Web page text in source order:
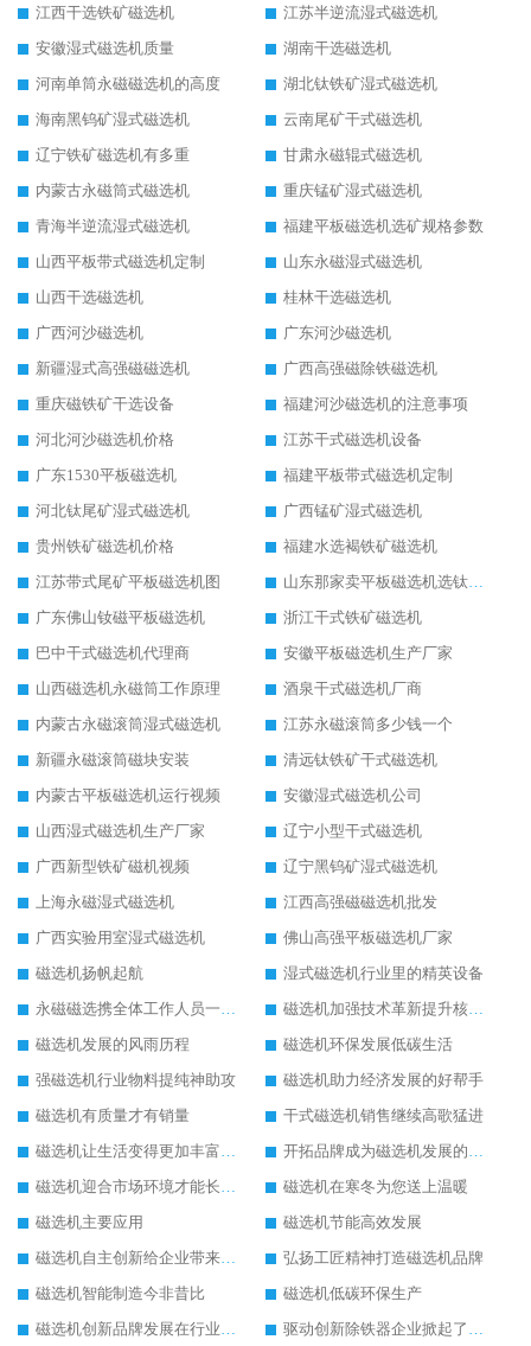
江西干选铁矿磁选机
江苏半逆流湿式磁选机
安徽湿式磁选机质量
湖南干选磁选机
河南单筒永磁磁选机的高度
湖北钛铁矿湿式磁选机
海南黑钨矿湿式磁选机
云南尾矿干式磁选机
辽宁铁矿磁选机有多重
甘肃永磁辊式磁选机
内蒙古永磁筒式磁选机
重庆锰矿湿式磁选机
青海半逆流湿式磁选机
福建平板磁选机选矿规格参数
山西平板带式磁选机定制
山东永磁湿式磁选机
山西干选磁选机
桂林干选磁选机
广西河沙磁选机
广东河沙磁选机
新疆湿式高强磁磁选机
广西高强磁除铁磁选机
重庆磁铁矿干选设备
福建河沙磁选机的注意事项
河北河沙磁选机价格
江苏干式磁选机设备
广东1530平板磁选机
福建平板带式磁选机定制
河北钛尾矿湿式磁选机
广西锰矿湿式磁选机
贵州铁矿磁选机价格
福建水选褐铁矿磁选机
江苏带式尾矿平板磁选机图
山东那家卖平板磁选机选钛矿用
广东佛山钕磁平板磁选机
浙江干式铁矿磁选机
巴中干式磁选机代理商
安徽平板磁选机生产厂家
山西磁选机永磁筒工作原理
酒泉干式磁选机厂商
内蒙古永磁滚筒湿式磁选机
江苏永磁滚筒多少钱一个
新疆永磁滚筒磁块安装
清远钛铁矿干式磁选机
内蒙古平板磁选机运行视频
安徽湿式磁选机公司
山西湿式磁选机生产厂家
辽宁小型干式磁选机
广西新型铁矿磁机视频
辽宁黑钨矿湿式磁选机
上海永磁湿式磁选机
江西高强磁磁选机批发
广西实验用室湿式磁选机
佛山高强平板磁选机厂家
磁选机扬帆起航
湿式磁选机行业里的精英设备
永磁磁选携全体工作人员一起闯
磁选机加强技术革新提升核心竞争力
磁选机发展的风雨历程
磁选机环保发展低碳生活
强磁选机行业物料提纯神助攻
磁选机助力经济发展的好帮手
磁选机有质量才有销量
干式磁选机销售继续高歌猛进
磁选机让生活变得更加丰富多彩
开拓品牌成为磁选机发展的有效武器
磁选机迎合市场环境才能长远发展
磁选机在寒冬为您送上温暖
磁选机主要应用
磁选机节能高效发展
磁选机自主创新给企业带来了阳光
弘扬工匠精神打造磁选机品牌
磁选机智能制造今非昔比
磁选机低碳环保生产
磁选机创新品牌发展在行业的顶端
驱动创新除铁器企业掀起了发展风暴